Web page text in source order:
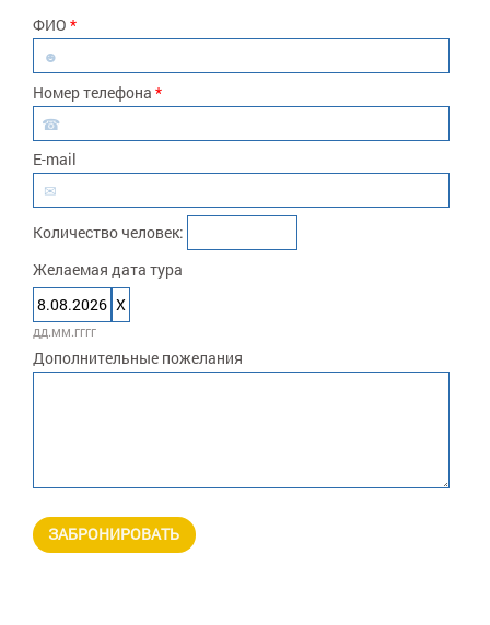
ФИО *
☻
Номер телефона *
☎
E-mail
✉
Количество человек:
Желаемая дата тура
Дата
День
Месяц
Год
8.08.2026 X
дд.мм.гггг
Дополнительные пожелания